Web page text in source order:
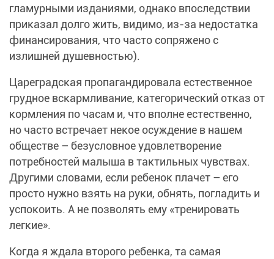
гламурными изданиями, однако впоследствии
приказал долго жить, видимо, из-за недостатка
финансирования, что часто сопряжено с
излишней душевностью).
Цареградская пропагандировала естественное
грудное вскармливание, категорический отказ от
кормления по часам и, что вполне естественно,
но часто встречает некое осуждение в нашем
обществе – безусловное удовлетворение
потребностей малыша в тактильных чувствах.
Другими словами, если ребенок плачет – его
просто нужно взять на руки, обнять, погладить и
успокоить. А не позволять ему «тренировать
легкие».
Когда я ждала второго ребенка, та самая